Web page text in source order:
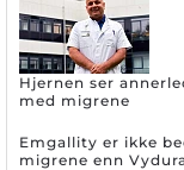
Hjernen ser
med migrene
Emgallity er ikke
migrene enn